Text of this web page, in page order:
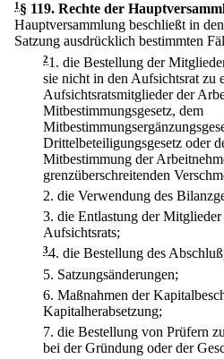
1§ 119. Rechte der
Hauptversammlung beschließt in
Satzung ausdrücklich bestimmten
21. die Bestellung der
sie nicht in den Aufsichtsrat zu
Aufsichtsratsmitglieder der
Mitbestimmungsgesetz, dem
Drittelbeteiligungsgesetz oder
Mitbestimmung der
grenzüberschreitenden
2. die Verwendung des
3. die Entlastung der Mitglieder
Aufsichtsrats;
34. die Bestellung des
5. Satzungsänderungen;
6. Maßnahmen der
Kapitalherabsetzung;
7. die Bestellung von Prüfern
bei der Gründung oder der